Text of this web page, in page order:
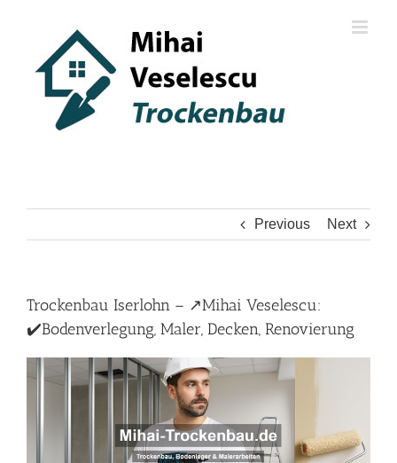
Previous Next
Trockenbau Iserlohn – ↗️Mihai Veselescu:
✔️Bodenverlegung, Maler, Decken, Renovierung